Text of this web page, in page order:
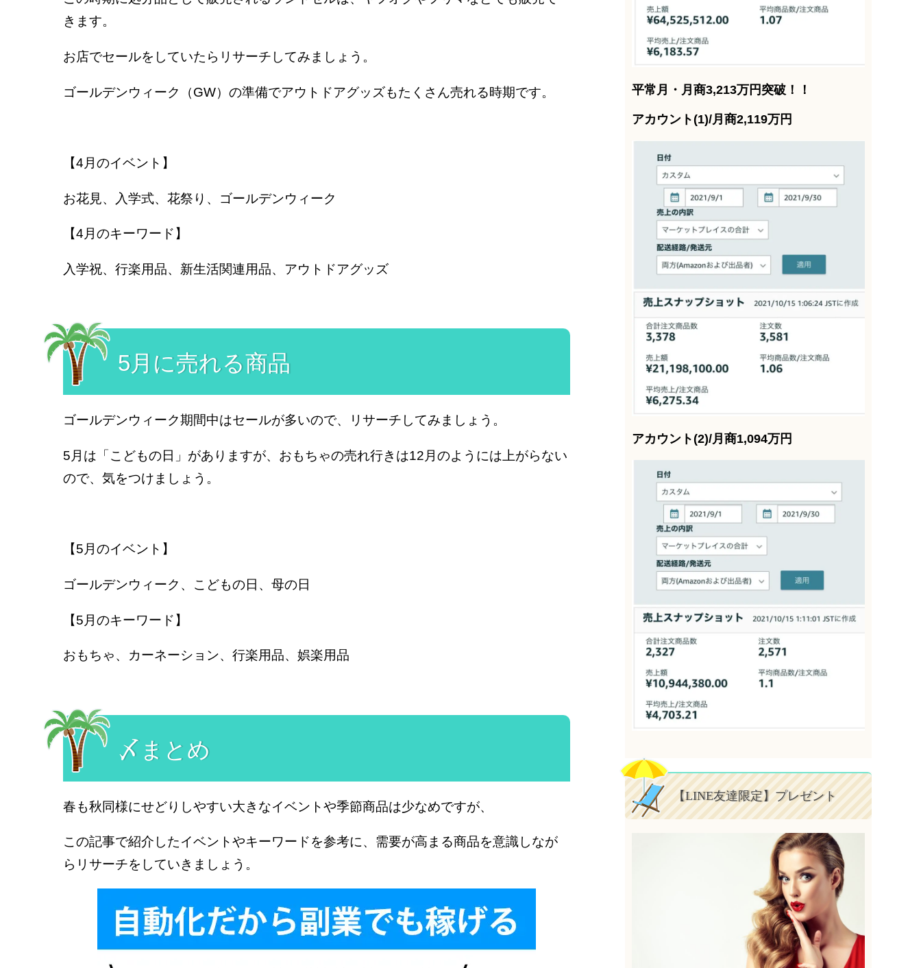
きます。
お店でセールをしていたらリサーチしてみましょう。
ゴールデンウィーク（GW）の準備でアウトドアグッズもたくさん売れる時期です。
【4月のイベント】
お花見、入学式、花祭り、ゴールデンウィーク
【4月のキーワード】
入学祝、行楽用品、新生活関連用品、アウトドアグッズ
5月に売れる商品
ゴールデンウィーク期間中はセールが多いので、リサーチしてみましょう。
5月は「こどもの日」がありますが、おもちゃの売れ行きは12月のようには上がらない
ので、気をつけましょう。
【5月のイベント】
ゴールデンウィーク、こどもの日、母の日
【5月のキーワード】
おもちゃ、カーネーション、行楽用品、娯楽用品
〆まとめ
春も秋同様にせどりしやすい大きなイベントや季節商品は少なめですが、
この記事で紹介したイベントやキーワードを参考に、需要が高まる商品を意識しなが
らリサーチをしていきましょう。
平常月・月商3,213万円突破！！
アカウント(1)/月商2,119万円
アカウント(2)/月商1,094万円
【LINE友達限定】プレゼント